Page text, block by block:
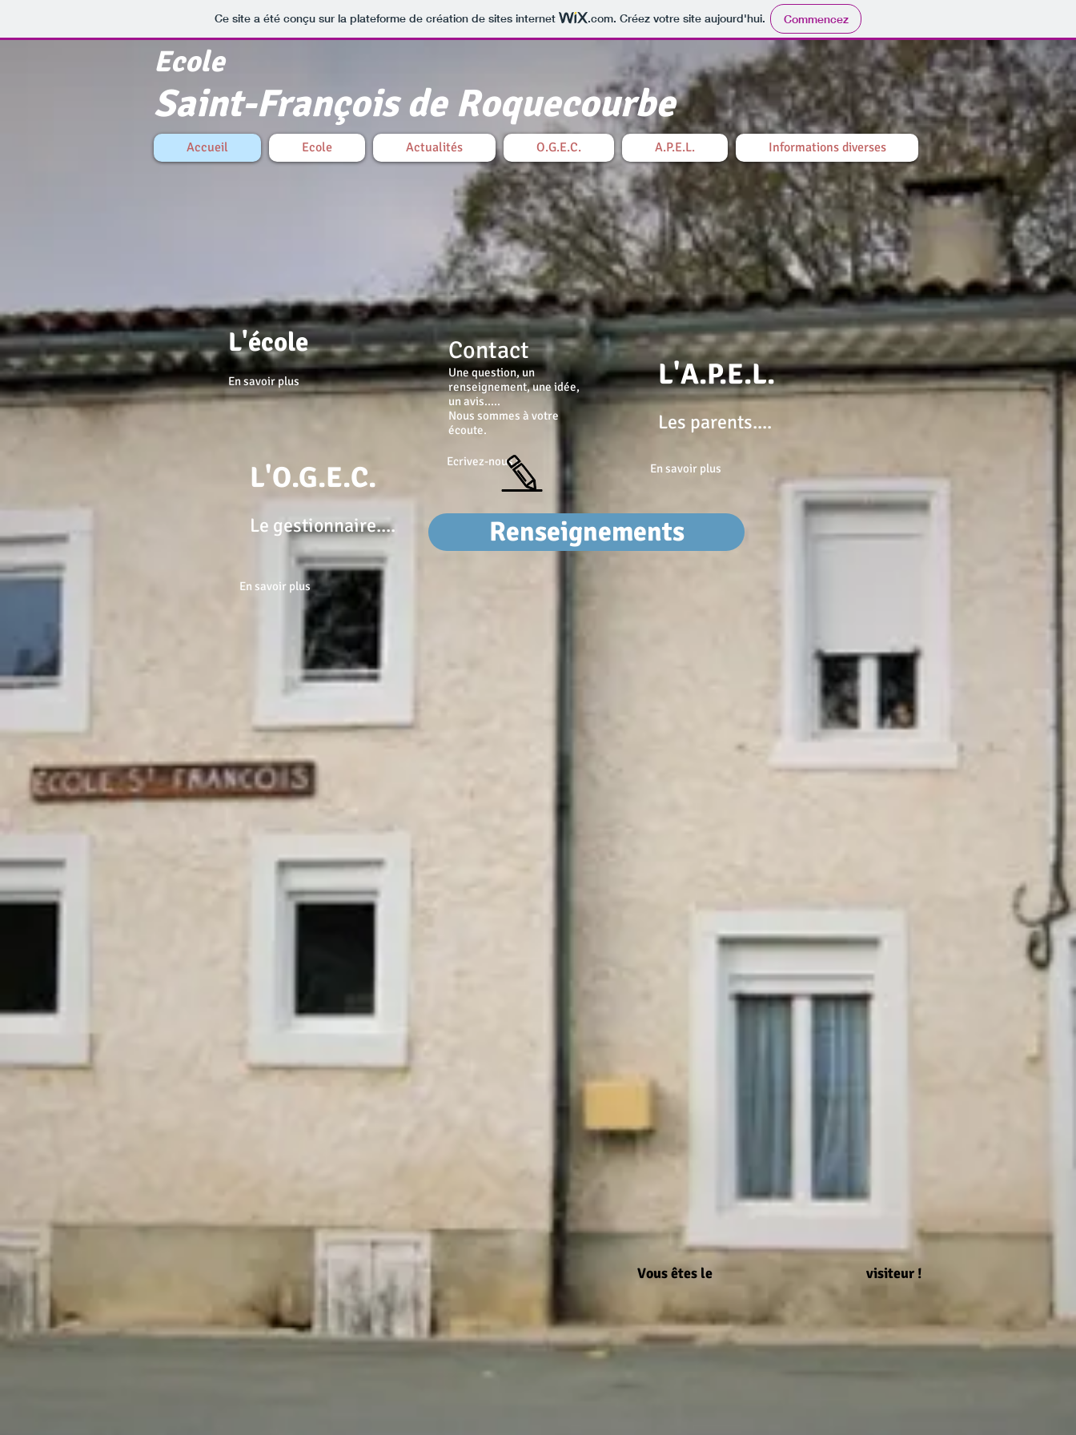
Ce site a été conçu sur la plateforme de création de sites internet .com. Créez votre site aujourd'hui. Commencez
Ecole
Saint-François de Roquecourbe
Accueil Ecole Actualités O.G.E.C. A.P.E.L. Informations diverses
L'école
En savoir plus
Contact
Une question, un
renseignement, une idée,
un avis.....
Nous sommes à votre
écoute.
Ecrivez-nous !
L'A.P.E.L.
Les parents....
En savoir plus
L'O.G.E.C.
Le gestionnaire....
En savoir plus
Renseignements
Vous êtes le visiteur !